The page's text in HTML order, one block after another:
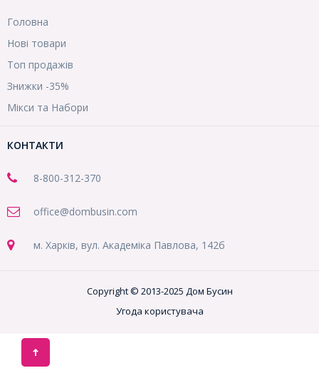
Головна
Нові товари
Топ продажів
Знижки -35%
Мікси та Набори
КОНТАКТИ
8-800-312-370
office@dombusin.com
м. Харків, вул. Академіка Павлова, 142б
Copyright © 2013-2025 Дом Бусин
Угода користувача